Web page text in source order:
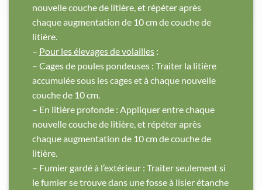
nouvelle couche de litière, et répéter après
chaque augmentation de 10 cm de couche de
litière.
– Pour les élevages de volailles :
– Cages de poules pondeuses : Traiter la litière
accumulée sous les cages et à chaque nouvelle
couche de 10 cm.
– En litière profonde : Appliquer entre chaque
nouvelle couche de litière, et répéter après
chaque augmentation de 10 cm de couche de
litière.
– Fumier gardé à l’extérieur : Traiter seulement si
le fumier se trouve dans une fosse à lisier étanche